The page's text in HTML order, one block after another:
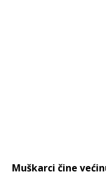
Muškarci čine